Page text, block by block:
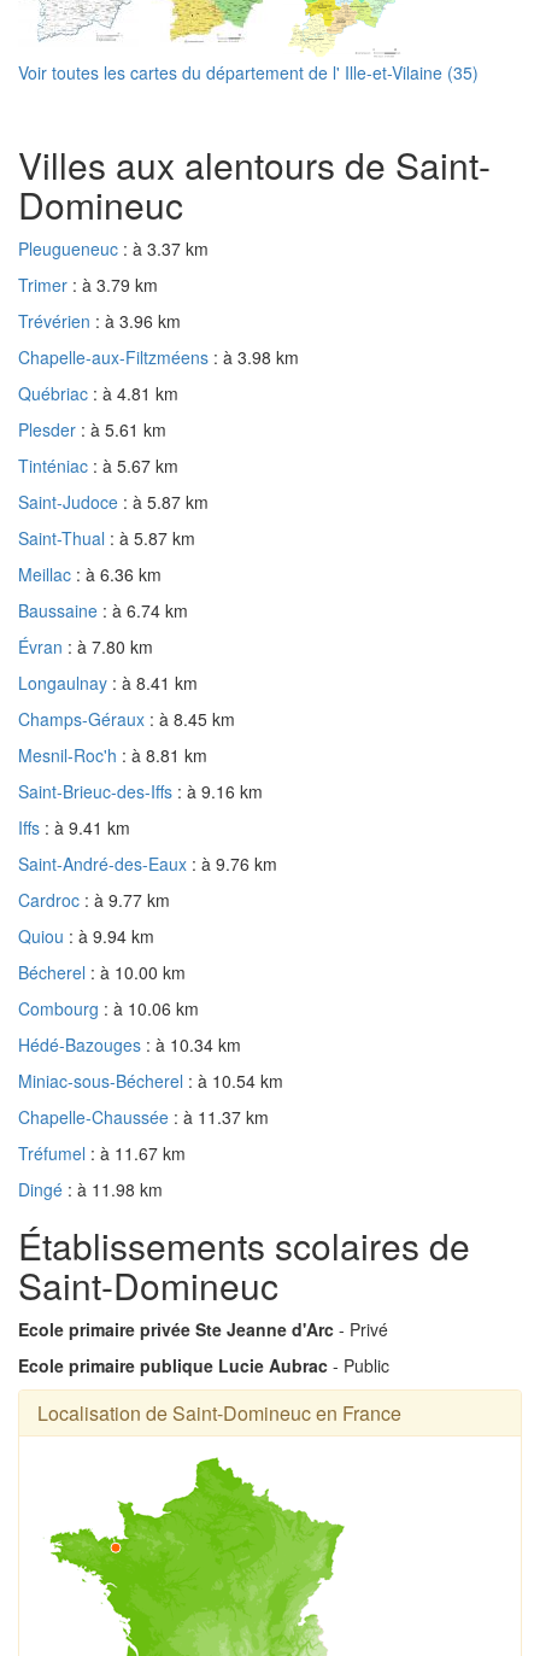
Voir toutes les cartes du département de l' Ille-et-Vilaine (35)
Villes aux alentours de Saint-
Domineuc
Pleugueneuc : à 3.37 km
Trimer : à 3.79 km
Trévérien : à 3.96 km
Chapelle-aux-Filtzméens : à 3.98 km
Québriac : à 4.81 km
Plesder : à 5.61 km
Tinténiac : à 5.67 km
Saint-Judoce : à 5.87 km
Saint-Thual : à 5.87 km
Meillac : à 6.36 km
Baussaine : à 6.74 km
Évran : à 7.80 km
Longaulnay : à 8.41 km
Champs-Géraux : à 8.45 km
Mesnil-Roc'h : à 8.81 km
Saint-Brieuc-des-Iffs : à 9.16 km
Iffs : à 9.41 km
Saint-André-des-Eaux : à 9.76 km
Cardroc : à 9.77 km
Quiou : à 9.94 km
Bécherel : à 10.00 km
Combourg : à 10.06 km
Hédé-Bazouges : à 10.34 km
Miniac-sous-Bécherel : à 10.54 km
Chapelle-Chaussée : à 11.37 km
Tréfumel : à 11.67 km
Dingé : à 11.98 km
Établissements scolaires de
Saint-Domineuc
Ecole primaire privée Ste Jeanne d'Arc - Privé
Ecole primaire publique Lucie Aubrac - Public
Localisation de Saint-Domineuc en France